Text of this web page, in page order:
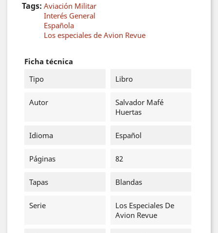
Tags: Aviación Militar
Interés General
Española
Los especiales de Avion Revue
Ficha técnica
Tipo
Libro
Autor
Salvador Mafé
Huertas
Idioma Español
Páginas 82
Tapas Blandas
Serie
Los Especiales De
Avion Revue